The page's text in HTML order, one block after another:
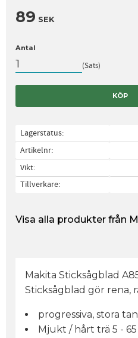
89 SEK
Antal
Sats
KÖP
Lagerstatus
Artikelnr
Vikt
Tillverkare
Visa alla produkter från
Makita Sticksågblad
Sticksågblad gör rena,
progressiva, stora
Mjukt / hårt trä 5 -